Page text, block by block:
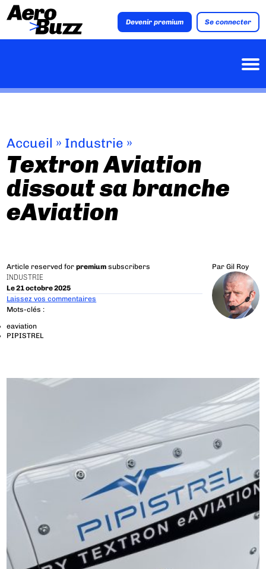
Devenir premium Se connecter
Accueil » Industrie »
Textron Aviation
dissout sa branche
eAviation
Article reserved forpremium subscribers
INDUSTRIE
Le 21 octobre 2025
Par Gil Roy
Laissez vos commentaires
Mots-clés :
eaviation
PIPISTREL